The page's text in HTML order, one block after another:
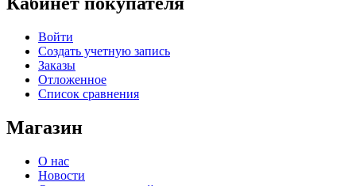
Войти
Создать учетную запись
Заказы
Отложенное
Список сравнения
Магазин
О нас
Новости